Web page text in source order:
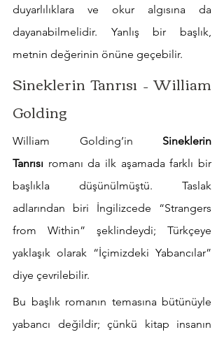
duyarlılıklara ve okur algısına da
dayanabilmelidir. Yanlış bir başlık,
metnin değerinin önüne geçebilir.
Sineklerin Tanrısı – William
Golding
William Golding’in Sineklerin
Tanrısı romanı da ilk aşamada farklı bir
başlıkla düşünülmüştü. Taslak
adlarından biri İngilizcede “Strangers
from Within” şeklindeydi; Türkçeye
yaklaşık olarak “İçimizdeki Yabancılar”
diye çevrilebilir.
Bu başlık romanın temasına bütünüyle
yabancı değildir; çünkü kitap insanın